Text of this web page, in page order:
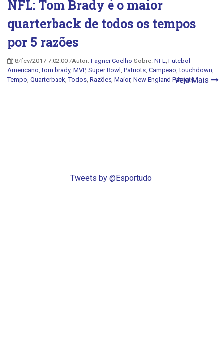
NFL: Tom Brady é o maior
quarterback de todos os tempos
por 5 razões
8/fev/2017 7:02:00 /Autor: Fagner Coelho Sobre: NFL
Futebol
Americano ,tom brady, MVP, Super Bowl Patriots Campeao ,touchdown
Tempo Quarterback ,Todos Razões Maior, New England Patriots
Veja Mais
Tweets by @Esportudo